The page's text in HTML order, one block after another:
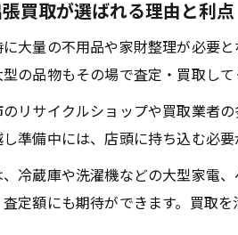
買取が選ばれる理由と利点
大量の不用品や家財整理が必要
の品物もその場で査定・買取し
のリサイクルショップや買取業者
準備中には、店頭に持ち込む必
冷蔵庫や洗濯機などの大型家電
定額にも期待ができます。買取